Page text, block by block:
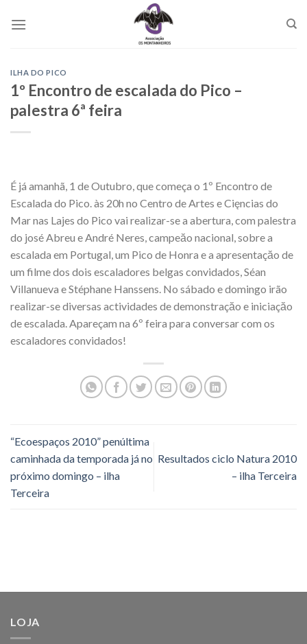
ILHA DO PICO
1º Encontro de escalada do Pico –
palestra 6ª feira
É já amanhã, 1 de Outubro, que começa o 1º Encontro de
Escalada do Pico. às 20h no Centro de Artes e Cięncias do
Mar nas Lajes do Pico vai realizar-se a abertura, com palestra
do josé Abreu e André Neres, campeăo nacional, sobre a
escalada em Portugal, um Pico de Honra e a apresentaçăo de
um filme dos dois escaladores belgas convidados, Séan
Villanueva e Stéphane Hanssens. No sábado e domingo irão
realizar-se diversas actividades de demonstraçăo e iniciaçăo
de escalada. Apareçam na 6º feira para conversar com os
escaladores convidados!
“Ecoespaços 2010” penúltima
caminhada da temporada já no
próximo domingo – ilha
Terceira
Resultados ciclo Natura 2010
– ilha Terceira
LOJA